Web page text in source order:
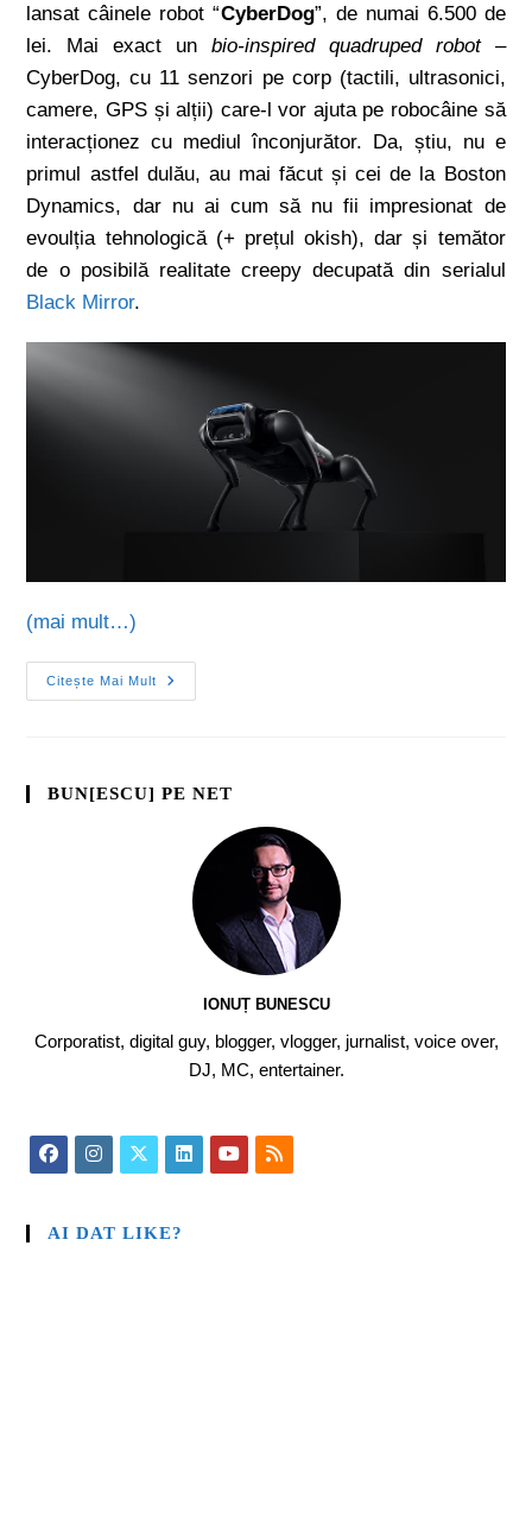
lansat câinele robot “CyberDog”, de numai 6.500 de
lei. Mai exact un bio-inspired quadruped robot–
CyberDog, cu 11 senzori pe corp (tactili, ultrasonici,
camere, GPS și alții) care-l vor ajuta pe robocâine să
interacționez cu mediul înconjurător. Da, știu, nu e
primul astfel dulău, au mai făcut și cei de la Boston
Dynamics, dar nu ai cum să nu fii impresionat de
evoulția tehnologică (+ prețul okish), dar și temător
de o posibilă realitate creepy decupată din serialul
Black Mirror.
(mai mult…)
Citește Mai Mult
BUN[ESCU] PE NET
IONUȚ BUNESCU
Corporatist, digital guy, blogger, vlogger, jurnalist, voice over,
DJ, MC, entertainer.
AI DAT LIKE?